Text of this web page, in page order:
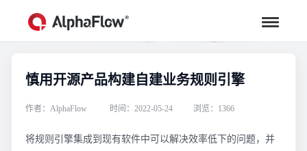
行业资讯
汇聚行业专家观点，助力流程更高效
慎用开源产品构建自建业务规则引擎
作者：AlphaFlow 时间：2022-05-24 浏览：1366
将规则引擎集成到现有软件中可以解决效率低下的问题，并